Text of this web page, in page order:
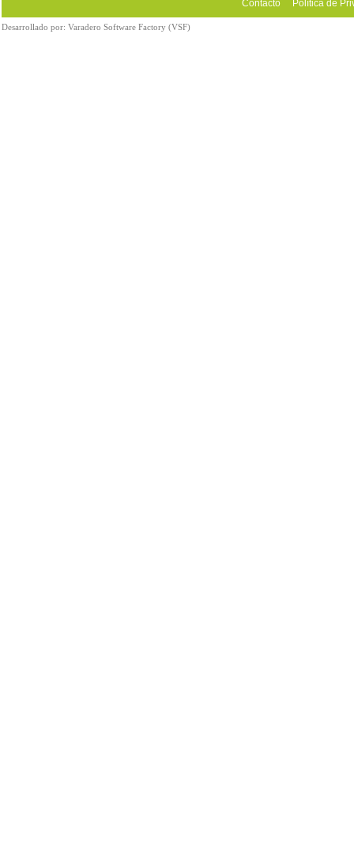
Contacto Política de
Desarrollado por: Varadero Software Factory (VSF)